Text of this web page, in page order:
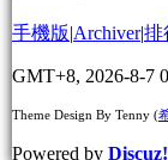
手機版|Archiver|排
GMT+8, 2026-8-7
Theme Design By Tenny (
Powered by Discuz!